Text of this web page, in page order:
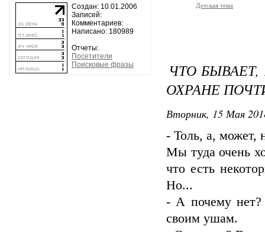
Создан: 10.01.2006
Записей:
Комментариев:
Написано: 180989
Отчеты:
Посетители
Поисковые фразы
Детская тема
ЧТО
ОХРАНЕ
Вторник, 15 Мая
- Толь, а, может,
Мы туда очень
что есть
Но...
- А почему нет?
своим ушам.